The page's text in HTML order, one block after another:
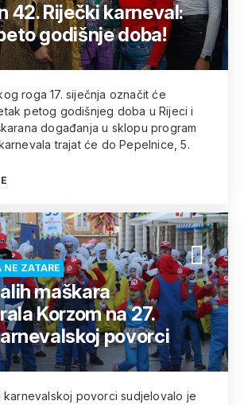
42. Riječki karneval:
godišnje doba!
roga 17. siječnja označit će
petog godišnjeg doba u Rijeci i
događanja u sklopu program
trajat će do Pepelnice, 5.
NE ZATARE
maškara
Korzom na 27.
povorci
karnevalskoj povorci sudjelovalo je